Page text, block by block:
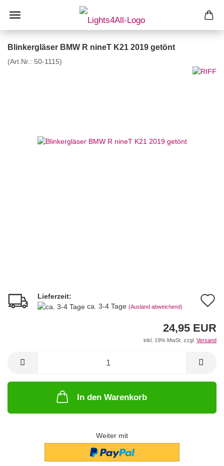
Blinkergläser BMW R nineT K21 2019 getönt
(Art.Nr.: 50-1115)
Lieferzeit:
ca. 3-4 Tage (Ausland abweichend)
24,95 EUR
inkl. 19% MwSt. zzgl. Versand
In den Warenkorb
Weiter mit